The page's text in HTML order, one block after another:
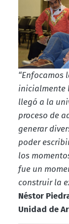
“Enfocamos
inicialmente
llegó a la
proceso de
generar
poder
los
fue un
construir la
Néstor
Unidad de